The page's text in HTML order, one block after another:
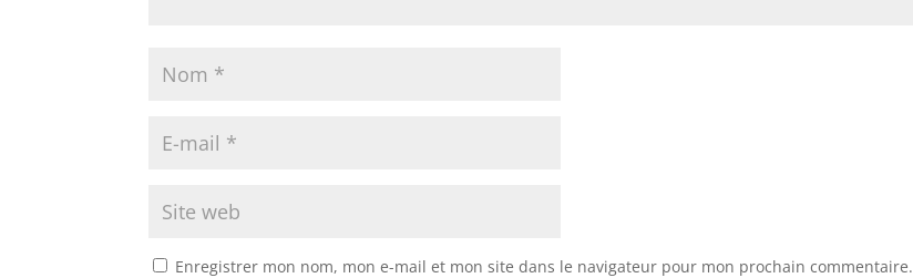
Enregistrer mon nom, mon e-mail et mon site dans le navigateur pour mon prochain commentaire.